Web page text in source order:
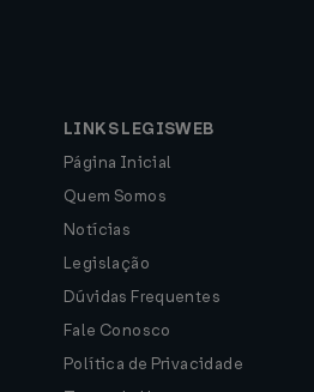
LINKS LEGISWEB
Página Inicial
Quem Somos
Notícias
Legislação
Dúvidas Frequentes
Fale Conosco
Política de Privacidade